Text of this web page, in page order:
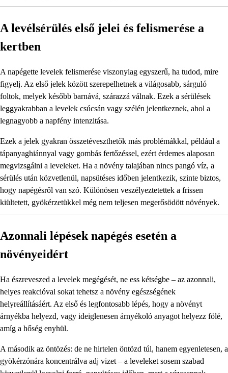
A levélsérülés első jelei és felismerése a
kertben
A napégette levelek felismerése viszonylag egyszerű, ha tudod, mire
figyelj. Az első jelek között szerepelhetnek a világosabb, sárguló
foltok, melyek később barnává, szárazzá válnak. Ezek a sérülések
leggyakrabban a levelek csúcsán vagy szélén jelentkeznek, ahol a
legnagyobb a napfény intenzitása.
Ezek a jelek gyakran összetéveszthetők más problémákkal, például a
tápanyaghiánnyal vagy gombás fertőzéssel, ezért érdemes alaposan
megvizsgálni a leveleket. Ha a növény talajában nincs pangó víz, a
sérülés után közvetlenül, napsütéses időben jelentkezik, szinte biztos,
hogy napégésről van szó. Különösen veszélyeztetettek a frissen
kiültetett, gyökérzetükkel még nem teljesen megerősödött növények.
Azonnali lépések napégés esetén a
növényeidért
Ha észreveszed a levelek megégését, ne ess kétségbe – az azonnali,
helyes reakcióval sokat tehetsz a növény egészségének
helyreállításáért. Az első és legfontosabb lépés, hogy a növényt
árnyékba helyezd, vagy ideiglenesen árnyékoló anyagot helyezz fölé,
amíg a hőség enyhül.
A második az öntözés: de ne hirtelen öntözd túl, hanem egyenletesen, a
gyökérzónára koncentrálva adj vizet – a leveleket sosem szabad